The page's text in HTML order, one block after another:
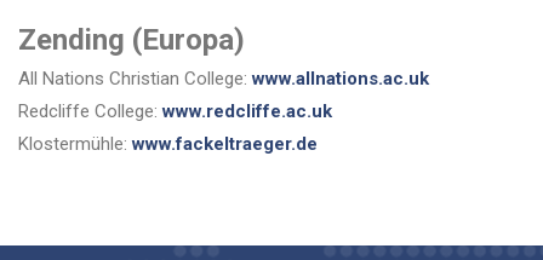
Zending (Europa)
All Nations Christian College: www.allnations.ac.uk
Redcliffe College:www.redcliffe.ac.uk
Klostermühle:www.fackeltraeger.de